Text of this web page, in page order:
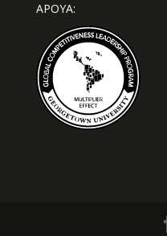
APOYA: